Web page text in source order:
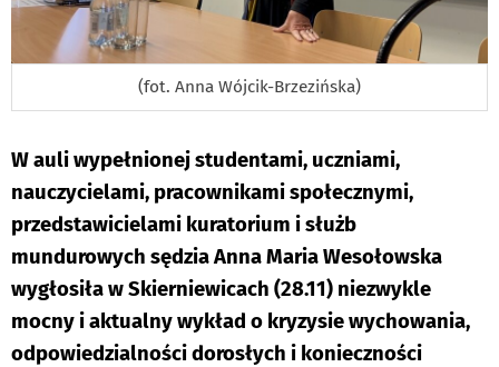
(fot. Anna Wójcik-Brzezińska)
W auli wypełnionej studentami, uczniami,
nauczycielami, pracownikami społecznymi,
przedstawicielami kuratorium i służb
mundurowych sędzia Anna Maria Wesołowska
wygłosiła w Skierniewicach (28.11) niezwykle
mocny i aktualny wykład o kryzysie wychowania,
odpowiedzialności dorosłych i konieczności